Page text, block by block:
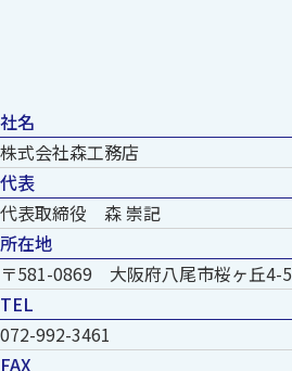
社名
株式会社森工務店
代表
代表取締役 森 崇記
所在地
〒581-0869 大阪府八尾市桜ヶ丘4-5
TEL
072-992-3461
FAX